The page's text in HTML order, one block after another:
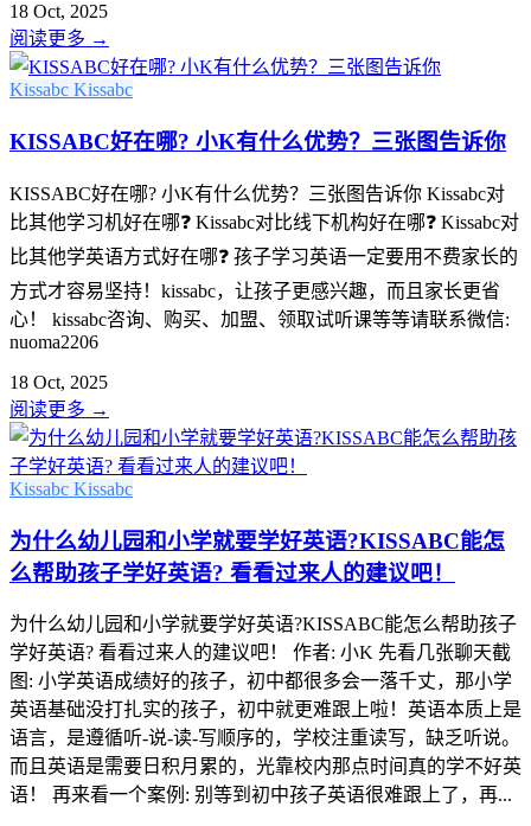
18 Oct, 2025
阅读更多 →
Kissabc Kissabc
KISSABC好在哪? 小K有什么优势？三张图告诉你
KISSABC好在哪? 小K有什么优势？三张图告诉你 Kissabc对
比其他学习机好在哪❓ Kissabc对比线下机构好在哪❓ Kissabc对
比其他学英语方式好在哪❓ 孩子学习英语一定要用不费家长的
方式才容易坚持！kissabc，让孩子更感兴趣，而且家长更省
心！ kissabc咨询、购买、加盟、领取试听课等等请联系微信:
nuoma2206
18 Oct, 2025
阅读更多 →
Kissabc Kissabc
为什么幼儿园和小学就要学好英语?KISSABC能怎
么帮助孩子学好英语? 看看过来人的建议吧！
为什么幼儿园和小学就要学好英语?KISSABC能怎么帮助孩子
学好英语? 看看过来人的建议吧！ 作者: 小K 先看几张聊天截
图: 小学英语成绩好的孩子，初中都很多会一落千丈，那小学
英语基础没打扎实的孩子，初中就更难跟上啦！英语本质上是
语言，是遵循听-说-读-写顺序的，学校注重读写，缺乏听说。
而且英语是需要日积月累的，光靠校内那点时间真的学不好英
语！ 再来看一个案例: 别等到初中孩子英语很难跟上了，再...